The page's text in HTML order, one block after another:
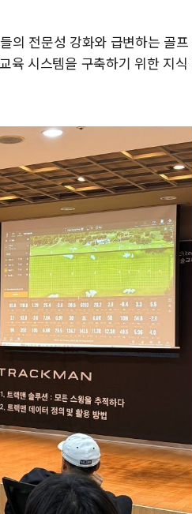
의 전문성 강화와 급변하는 골프
육 시스템을 구축하기 위한 지식